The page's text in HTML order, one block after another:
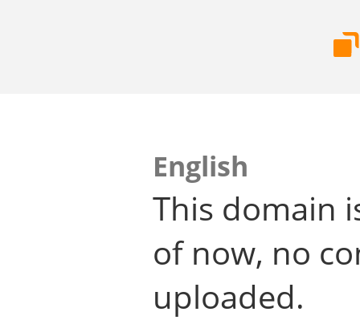
English
This domain
of now, no
uploaded.